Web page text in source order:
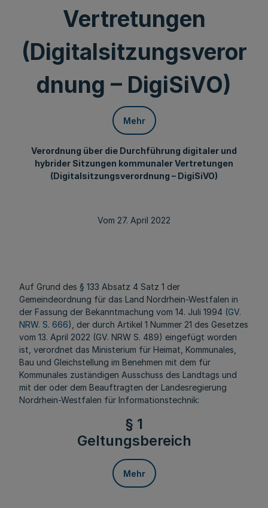
Vertretungen
(Digitalsitzungsveror
dnung – DigiSiVO)
Mehr
Verordnung über die Durchführung digitaler und
hybrider Sitzungen kommunaler Vertretungen
(Digitalsitzungsverordnung – DigiSiVO)
Vom 27. April 2022
Auf Grund des § 133 Absatz 4 Satz 1 der
Gemeindeordnung für das Land Nordrhein-Westfalen in
der Fassung der Bekanntmachung vom 14. Juli 1994 (GV.
NRW. S. 666), der durch Artikel 1 Nummer 21 des Gesetzes
vom 13. April 2022 (GV. NRW S. 489) eingefügt worden
ist, verordnet das Ministerium für Heimat, Kommunales,
Bau und Gleichstellung im Benehmen mit dem für
Kommunales zuständigen Ausschuss des Landtags und
mit der oder dem Beauftragten der Landesregierung
Nordrhein-Westfalen für Informationstechnik:
§ 1
Geltungsbereich
Mehr